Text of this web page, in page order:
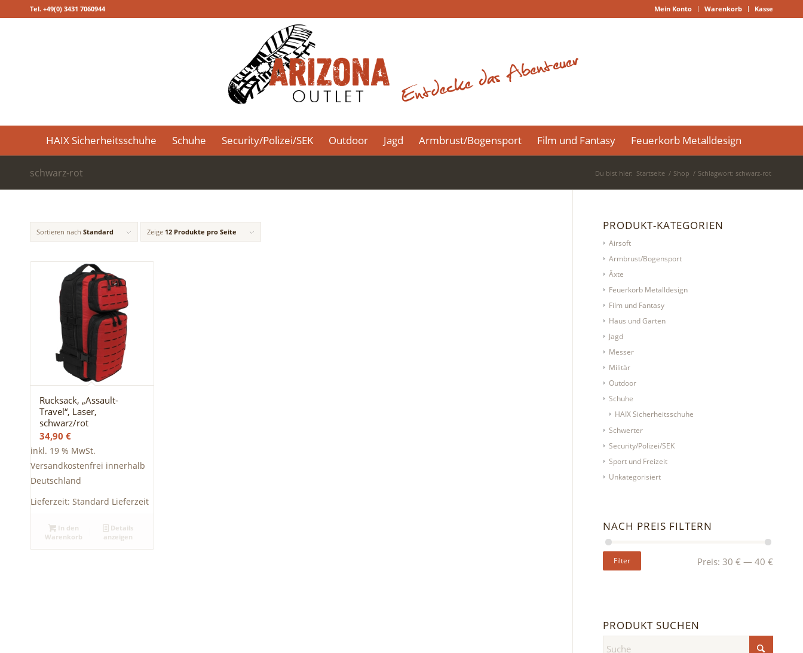
Mein Konto Warenkorb Kasse
Tel. +49(0) 3431 7060944
HAIX Sicherheitsschuhe Schuhe Security/Polizei/SEK Outdoor Jagd Armbrust/Bogensport Film und Fantasy Feuerkorb Metalldesign
schwarz-rot Du bist hier: Startseite / Shop / Schlagwort: schwarz-rot
Sortieren nach Standard Zeige 12 Produkte pro Seite
Rucksack, „Assault-
Travel“, Laser,
schwarz/rot
34,90 €
inkl. 19 % MwSt.
Versandkostenfrei innerhalb
Deutschland
Lieferzeit: Standard Lieferzeit
In den
Warenkorb
Details
anzeigen
PRODUKT-KATEGORIEN
Airsoft
Armbrust/Bogensport
Äxte
Feuerkorb Metalldesign
Film und Fantasy
Haus und Garten
Jagd
Messer
Militär
Outdoor
Schuhe
HAIX Sicherheitsschuhe
Schwerter
Security/Polizei/SEK
Sport und Freizeit
Unkategorisiert
NACH PREIS FILTERN
Filter Preis: 30 € — 40 €
PRODUKT SUCHEN